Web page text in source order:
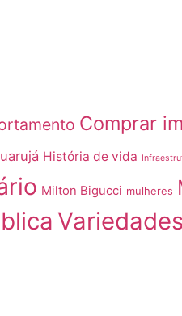
Comprar
História de vida
Milton Bigucci mulheres
Variedades